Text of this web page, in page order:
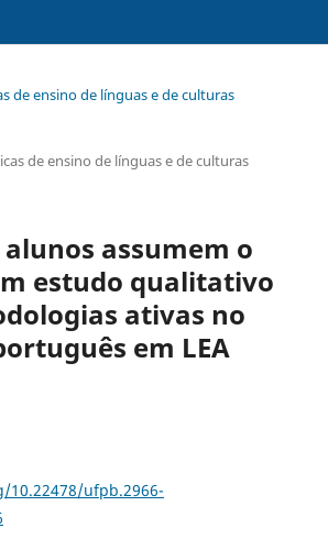
de ensino de línguas e de culturas
de ensino de línguas e de culturas
assumem o
estudo qualitativo
ativas no
em LEA
ufpb.2966-